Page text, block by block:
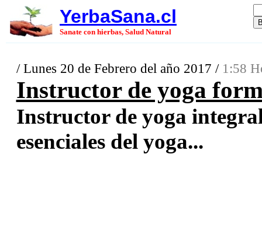
YerbaSana.cl
Sanate con hierbas, Salud Natural
/ Lunes 20 de Febrero del año 2017 / 1:58
Instructor de yoga
Instructor de yoga
esenciales del yoga...